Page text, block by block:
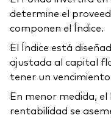
determine el
componen el Índice.
El Índice está
ajustada al capital
tener un
En menor medida,
rentabilidad se